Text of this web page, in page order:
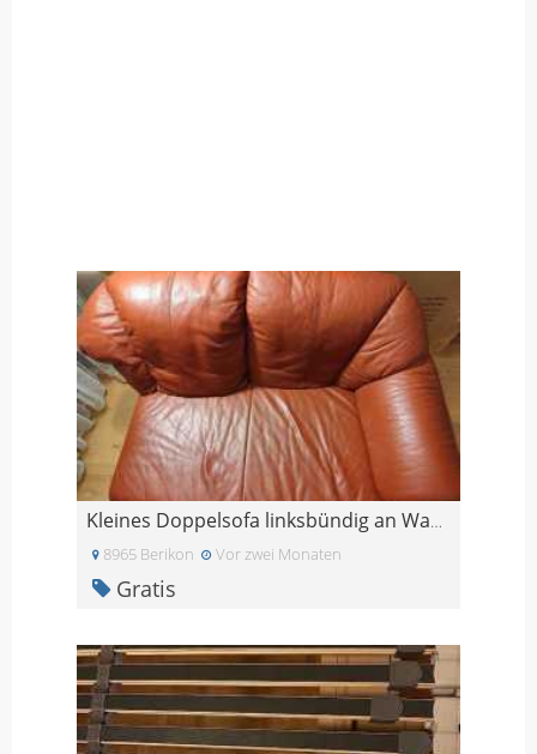
Kleines Doppelsofa linksbündig an Wand stellbar
8965 Berikon Vor zwei Monaten
Gratis